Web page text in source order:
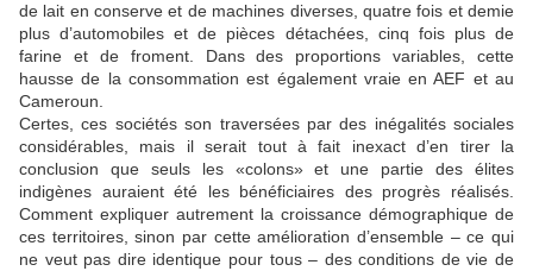
de lait en conserve et de machines diverses, quatre fois et demie
plus d’automobiles et de pièces détachées, cinq fois plus de
farine et de froment. Dans des proportions variables, cette
hausse de la consommation est également vraie en AEF et au
Cameroun.
Certes, ces sociétés son traversées par des inégalités sociales
considérables, mais il serait tout à fait inexact d’en tirer la
conclusion que seuls les «colons» et une partie des élites
indigènes auraient été les bénéficiaires des progrès réalisés.
Comment expliquer autrement la croissance démographique de
ces territoires, sinon par cette amélioration d’ensemble – ce qui
ne veut pas dire identique pour tous – des conditions de vie de